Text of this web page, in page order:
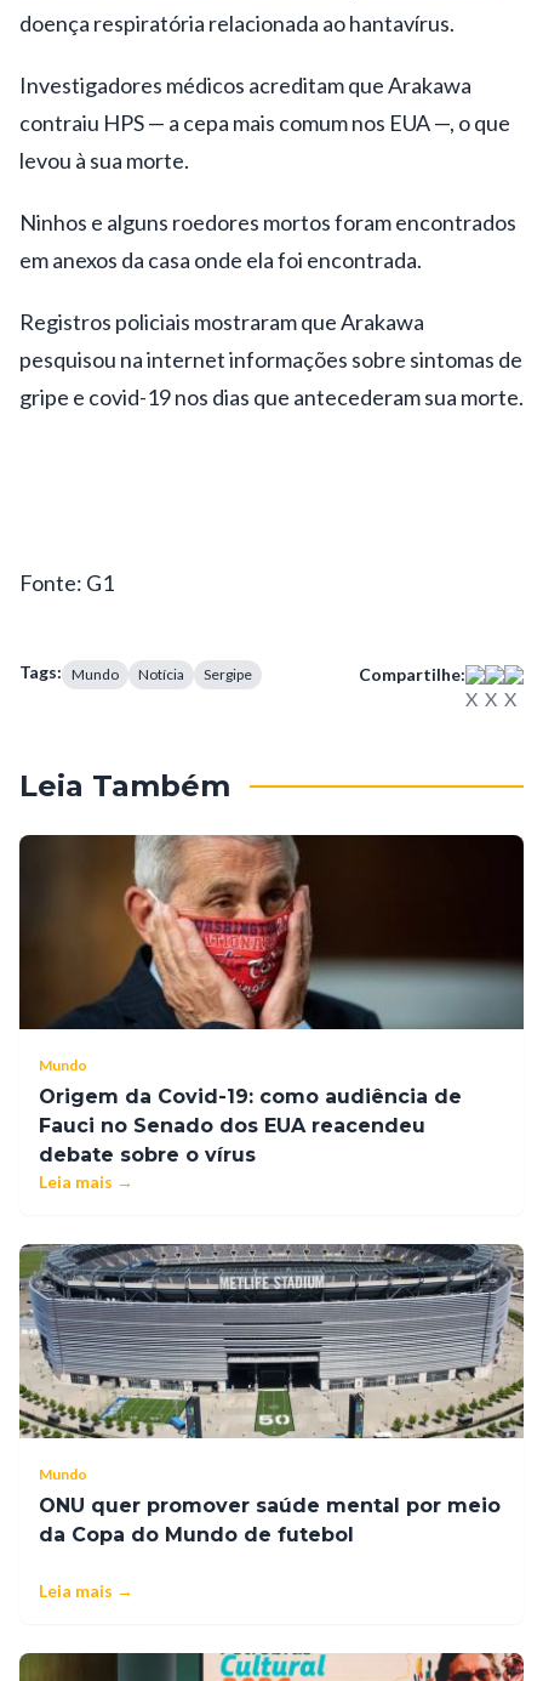
doença respiratória relacionada ao hantavírus.
Investigadores médicos acreditam que Arakawa
contraiu HPS — a cepa mais comum nos EUA —, o que
levou à sua morte.
Ninhos e alguns roedores mortos foram encontrados
em anexos da casa onde ela foi encontrada.
Registros policiais mostraram que Arakawa
pesquisou na internet informações sobre sintomas de
gripe e covid-19 nos dias que antecederam sua morte.
Fonte: G1
Tags: Mundo Notícia Sergipe Compartilhe:
Leia Também
Mundo
Origem da Covid-19: como audiência de
Fauci no Senado dos EUA reacendeu
debate sobre o vírus
Leia mais →
Mundo
ONU quer promover saúde mental por meio
da Copa do Mundo de futebol
Leia mais →